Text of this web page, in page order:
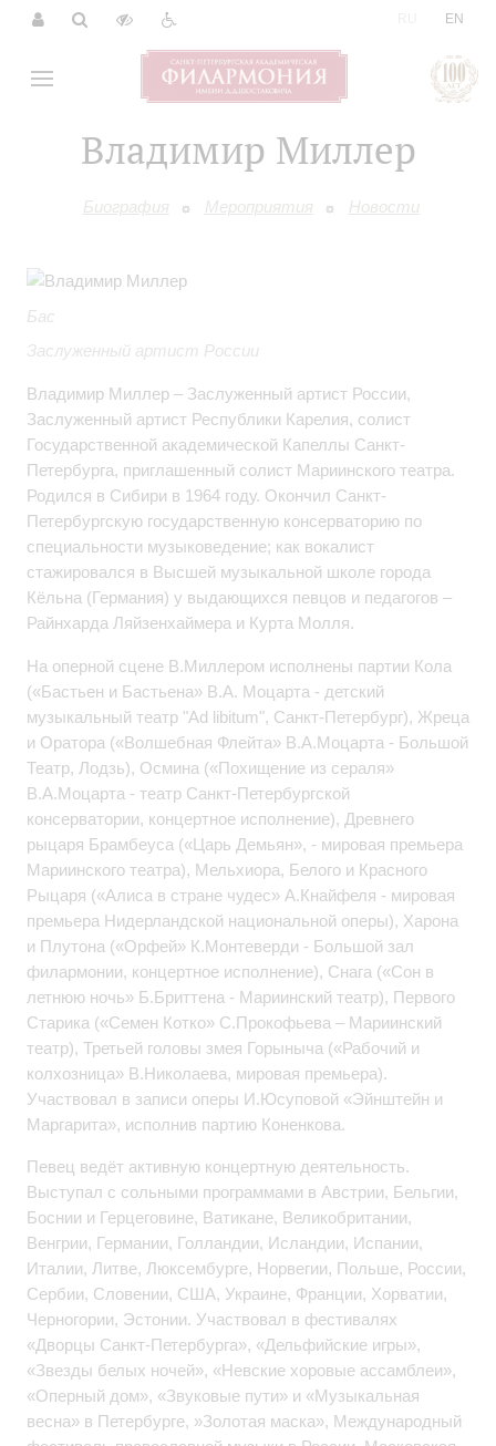
EN
Владимир Миллер
Биография Мероприятия Новости
Бас
Заслуженный артист России
Владимир Миллер – Заслуженный артист России,
Заслуженный артист Республики Карелия, солист
Государственной академической Капеллы Санкт-
Петербурга, приглашенный солист Мариинского театра.
Родился в Сибири в 1964 году. Окончил Санкт-
Петербургскую государственную консерваторию по
специальности музыковедение; как вокалист
стажировался в Высшей музыкальной школе города
Кёльна (Германия) у выдающихся певцов и педагогов –
Райнхарда Ляйзенхаймера и Курта Молля.
На оперной сцене В.Миллером исполнены партии Кола
(«Бастьен и Бастьена» В.А. Моцарта - детский
музыкальный театр "Ad libitum", Санкт-Петербург), Жреца
и Оратора («Волшебная Флейта» В.А.Моцарта - Большой
Театр, Лодзь), Осмина («Похищение из сераля»
В.А.Моцарта - театр Санкт-Петербургской
консерватории, концертное исполнение), Древнего
рыцаря Брамбеуса («Царь Демьян», - мировая премьера
Мариинского театра), Мельхиора, Белого и Красного
Рыцаря («Алиса в стране чудес» А.Кнайфеля - мировая
премьера Нидерландской национальной оперы), Харона
и Плутона («Орфей» К.Монтеверди - Большой зал
филармонии, концертное исполнение), Снага («Сон в
летнюю ночь» Б.Бриттена - Мариинский театр), Первого
Старика («Семен Котко» С.Прокофьева – Мариинский
театр), Третьей головы змея Горыныча («Рабочий и
колхозница» В.Николаева, мировая премьера).
Участвовал в записи оперы И.Юсуповой «Эйнштейн и
Маргарита», исполнив партию Коненкова.
Певец ведёт активную концертную деятельность.
Выступал с сольными программами в Австрии, Бельгии,
Боснии и Герцеговине, Ватикане, Великобритании,
Венгрии, Германии, Голландии, Исландии, Испании,
Италии, Литве, Люксембурге, Норвегии, Польше, России,
Сербии, Словении, США, Украине, Франции, Хорватии,
Черногории, Эстонии. Участвовал в фестивалях
«Дворцы Санкт-Петербурга», «Дельфийские игры»,
«Звезды белых ночей», «Невские хоровые ассамблеи»,
«Оперный дом», «Звуковые пути» и «Музыкальная
весна» в Петербурге, »Золотая маска», Международный